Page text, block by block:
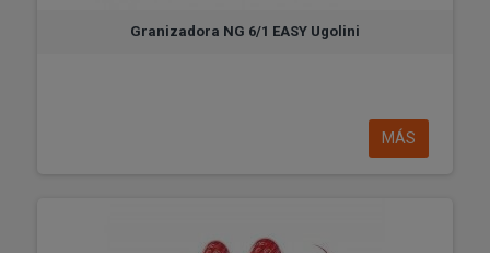
Granizadora NG 6/1 EASY Ugolini
MÁS